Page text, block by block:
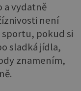
a vydatně
není
pokud si
sladká jídla,
znamením,